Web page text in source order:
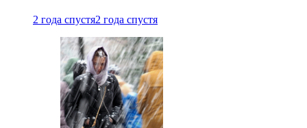
2 года спустя2 года спустя